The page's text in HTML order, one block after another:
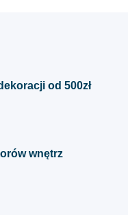
od 500zł
wnętrz